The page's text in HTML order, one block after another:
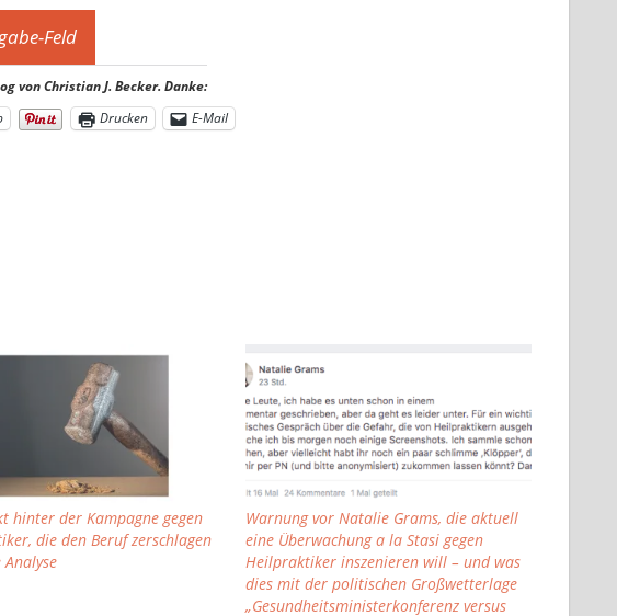
von Christian J. Becker. Danke:
Drucken E-Mail
hinter der Kampagne gegen
die den Beruf zerschlagen
Warnung vor Natalie Grams, die aktuell
eine Überwachung a la Stasi gegen
Heilpraktiker inszenieren will – und was
dies mit der politischen Großwetterlage
„Gesundheitsministerkonferenz versus